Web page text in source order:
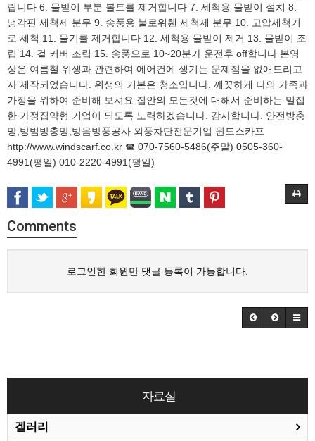
립니다 6. 물받이 부분 볼트를 제거합니다 7. 세척용 물받이 설치 8.
냉각핀 세척제 분무 9. 송풍용 불로워휀 세척제 분무 10. 고압세척기
로 세척 11. 물기를 제거합니다 12. 세척용 물받이 제거 13. 물받이 조
립 14. 겉 커버 조립 15. 송풍으로 10~20분가 운전후 off합니다 본영
상은 여름철 위생과 관련하여 에어컨에 생기는 문제점을 없애드리고
자 제작되었습니다. 위생의 기본은 청소입니다. 깨끗하게 나의 가족과
가정을 위하여 준비해 보셔요 집안의 모든것에 대해서 준비하는 밀접
한 가정집약형 기업이 되도록 노력하겠습니다. 감사합니다. 안전방충
망,방범방충망,방음방풍공사 외풍차단전문기업 윈드스카프
http://www.windscarf.co.kr ☎ 070-7560-5486(주말) 0505-360-
4991(평일) 010-2220-4991(평일)
Comments
로그인한 회원만 댓글 등록이 가능합니다.
자료실
겔러리